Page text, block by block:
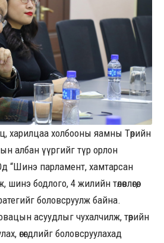
харилцаа холбооны яамны Төрийн
албан үүргийг түр орлон
“Шинэ парламент, хамтарсан
бодлого, 4 жилийн төлөвлөгөө,
боловсруулж байна.
асуудлыг чухалчилж, төрийн
өгөгдлийг боловсруулахад